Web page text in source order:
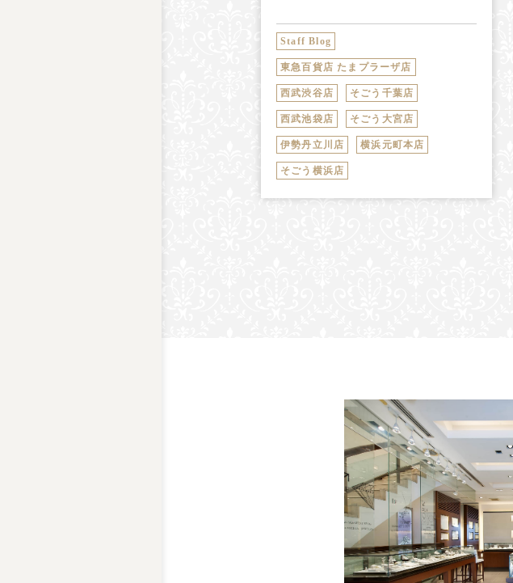
Staff Blog
東急百貨店 たまプラーザ店
西武渋谷店 そごう千葉店
西武池袋店 そごう大宮店
伊勢丹立川店 横浜元町本店
そごう横浜店